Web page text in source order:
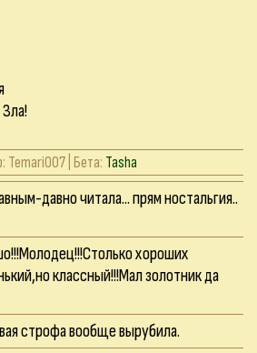
Temari007| Бета: Tasha
давно читала... прям ностальгия..
хороших
классный!!!Мал золотник да
строфа вообще вырубила.